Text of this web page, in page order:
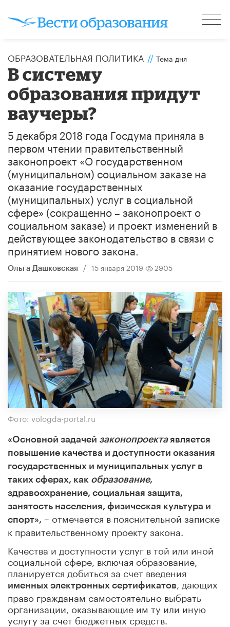
ОБРАЗОВАТЕЛЬНАЯ ПОЛИТИКА // Тема дня
В систему
образования придут
ваучеры?
5 декабря 2018 года Госдума приняла в
первом чтении правительственный
законопроект «О государственном
(муниципальном) социальном заказе на
оказание государственных
(муниципальных) услуг в социальной
сфере» (сокращенно – законопроект о
социальном заказе) и проект изменений в
действующее законодательство в связи с
принятием нового закона.
Ольга Дашковская / 15 января 2019 2905
Фото: vologda-portal.ru
«Основной задачей законопроектаявляется
повышение качества и доступности оказания
государственных и муниципальных услуг в
таких сферах, как образование,
здравоохранение, социальная защита,
занятость населения, физическая культура и
спорт», – отмечается в пояснительной записке
к правительственному проекту закона.
Качества и доступности услуг в той или иной
социальной сфере, включая образование,
планируется добиться за счет введения
именных электронных сертификатов
, дающих
право гражданам самостоятельно выбрать
организации, оказывающие им ту или иную
услугу за счет бюджетных средств.